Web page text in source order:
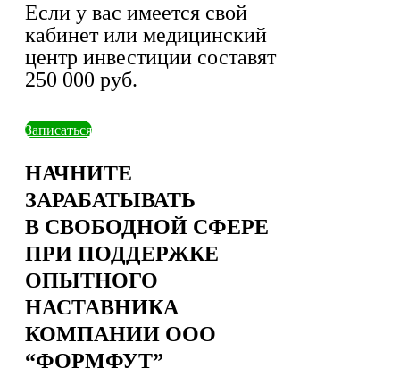
Если у вас имеется свой
кабинет или медицинский
центр инвестиции составят
250 000 руб.
Записаться
НАЧНИТЕ
ЗАРАБАТЫВАТЬ
В СВОБОДНОЙ СФЕРЕ
ПРИ ПОДДЕРЖКЕ
ОПЫТНОГО
НАСТАВНИКА
КОМПАНИИ ООО
“ФОРМФУТ”